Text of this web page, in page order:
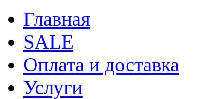
Главная
SALE
Оплата и доставка
Услуги